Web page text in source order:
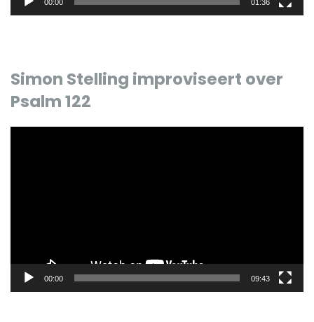
00:00 01:36
Simon Stelling improviseert over
Psalm 122
00:00 09:43